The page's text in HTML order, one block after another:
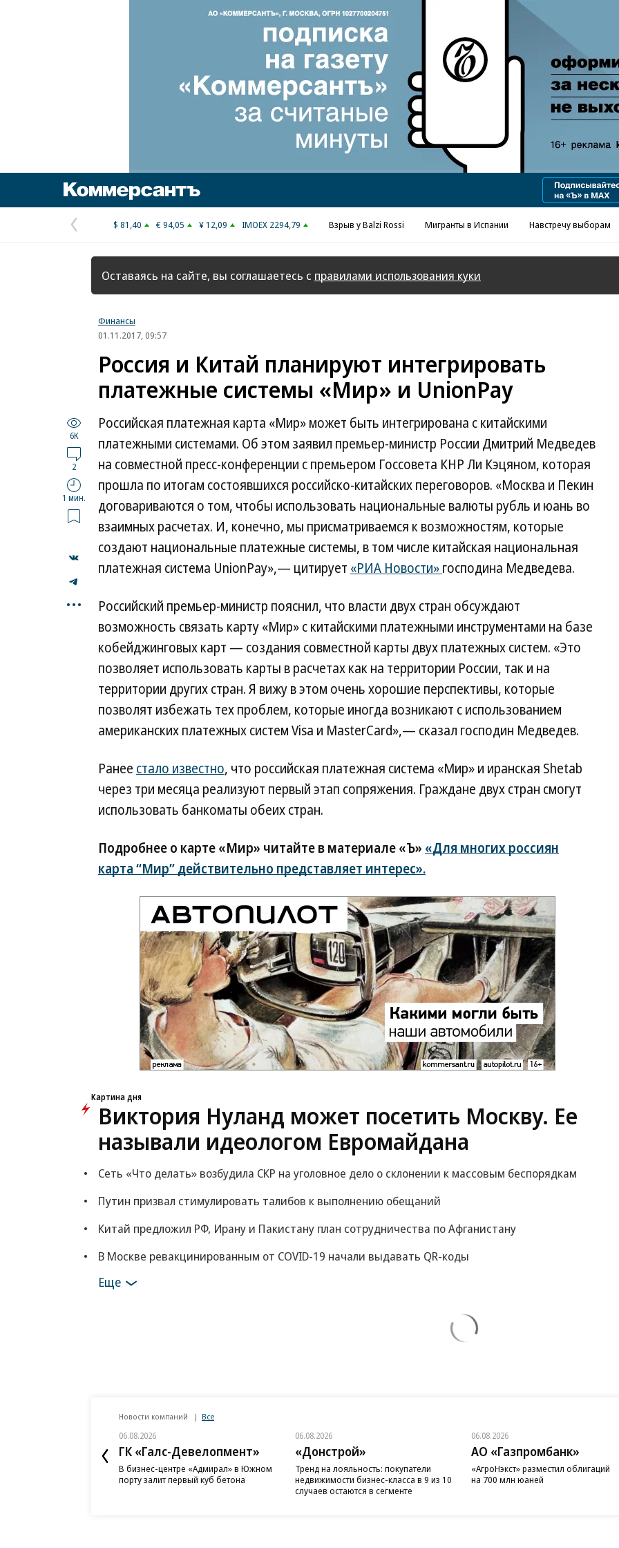
Предыдущая
страница
$ 81,40 € 94,05 ¥ 12,09 IMOEX 2294,79 Взрыв у Balzi Rossi Мигранты в Испании Навстречу выборам
Оставаясь на сайте, вы соглашаетесь с правилами использования куки
Финансы
01.11.2017, 09:57
Россия и Китай планируют интегрировать
платежные системы «Мир» и UnionPay
6K
2
1 мин.
...
Российская платежная карта «Мир» может быть интегрирована с китайскими
платежными системами. Об этом заявил премьер-министр России Дмитрий Медведев
на совместной пресс-конференции с премьером Госсовета КНР Ли Кэцяном, которая
прошла по итогам состоявшихся российско-китайских переговоров. «Москва и Пекин
договариваются о том, чтобы использовать национальные валюты рубль и юань во
взаимных расчетах. И, конечно, мы присматриваемся к возможностям, которые
создают национальные платежные системы, в том числе китайская национальная
платежная система UnionPay»,— цитирует «РИА Новости»господина Медведева.
Российский премьер-министр пояснил, что власти двух стран обсуждают
возможность связать карту «Мир» с китайскими платежными инструментами на базе
кобейджинговых карт — создания совместной карты двух платежных систем. «Это
позволяет использовать карты в расчетах как на территории России, так и на
территории других стран. Я вижу в этом очень хорошие перспективы, которые
позволят избежать тех проблем, которые иногда возникают с использованием
американских платежных систем Visa и MasterCard»,— сказал господин Медведев.
Ранее стало известно, что российская платежная система «Мир» и иранская Shetab
через три месяца реализуют первый этап сопряжения. Граждане двух стран смогут
использовать банкоматы обеих стран.
Подробнее о карте «Мир» читайте в материале «Ъ» «Для многих россиян
карта “Мир” действительно представляет интерес».
Картина дня
Виктория Нуланд может посетить Москву. Ее
называли идеологом Евромайдана
Сеть «Что делать» возбудила СКР на уголовное дело о склонении к массовым беспорядкам
Путин призвал стимулировать талибов к выполнению обещаний
Китай предложил РФ, Ирану и Пакистану план сотрудничества по Афганистану
В Москве ревакцинированным от COVID-19 начали выдавать QR-коды
Еще
Новости компаний Все
06.08.2026
ГК «Галс-Девелопмент»
В бизнес-центре «Адмирал» в Южном
порту залит первый куб бетона
06.08.2026
«Донстрой»
Тренд на лояльность: покупатели
недвижимости бизнес-класса в 9 из 10
случаев остаются в сегменте
06.08.2026
АО «Газпромбанк»
«АгроНэкст» разместил облигаций
на 700 млн юаней